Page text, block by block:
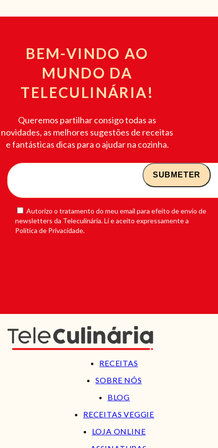
BEM-VINDO AO
MUNDO DA
TELECULINÁRIA!
Queremos partilhar consigo todas as
novidades, as melhores sugestões de receitas
e fantásticas dicas para o ajudar na cozinha.
Autorizo o tratamento do meu email para efeito de envio de
newsletters da Teleculinária. Li e aceito expressamente a
Política de Privacidade.
RECEITAS
SOBRE NÓS
BLOG
RECEITAS VEGGIE
LOJA ONLINE